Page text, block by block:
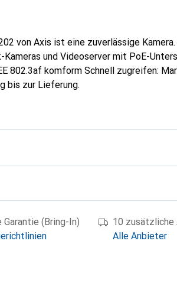
von Axis ist eine zuverlässige
und Videoserver mit PoE-
802.3af komform Schnell zugreifen:
bis zur Lieferung.
Garantie (Bring-In)
10 zusätzliche
Alle Anbieter